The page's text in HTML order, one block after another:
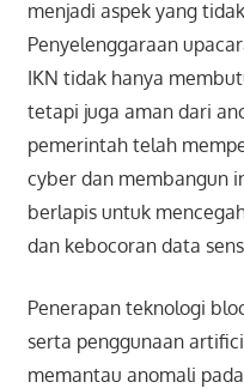
menjadi aspek yang
Penyelenggaraan
IKN tidak hanya
tetapi juga aman dari
pemerintah telah
cyber dan membangun
berlapis untuk
dan kebocoran data
Penerapan teknologi
serta penggunaan
memantau anomali